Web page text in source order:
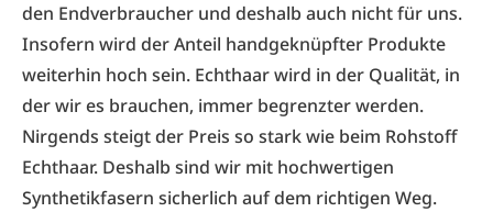
den Endverbraucher und deshalb auch nicht für uns.
Insofern wird der Anteil handgeknüpfter Produkte
weiterhin hoch sein. Echthaar wird in der Qualität, in
der wir es brauchen, immer begrenzter werden.
Nirgends steigt der Preis so stark wie beim Rohstoff
Echthaar. Deshalb sind wir mit hochwertigen
Synthetikfasern sicherlich auf dem richtigen Weg.